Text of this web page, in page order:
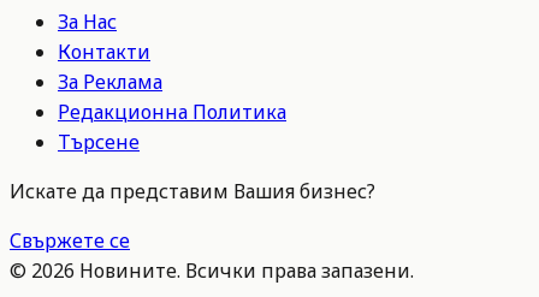
За Нас
Контакти
За Реклама
Редакционна Политика
Търсене
Искате да представим Вашия бизнес?
Свържете се
© 2026 Новините. Всички права запазени.